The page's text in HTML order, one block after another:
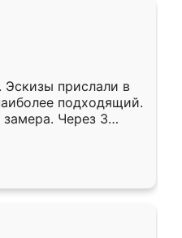
Эскизы прислали в
подходящий.
Через 3
Остались
Ренессанс
работу!